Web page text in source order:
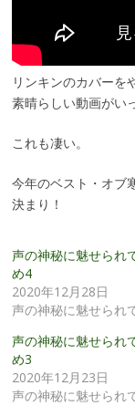
リンキンのカバーを
素晴らしい動画がい
これも凄い。
今年のベスト・オブ
決まり！
声の神秘に魅せられ
め4
2020年12月28日
声の神秘に魅せられ
声の神秘に魅せられ
め3
2020年12月23日
声の神秘に魅せられ